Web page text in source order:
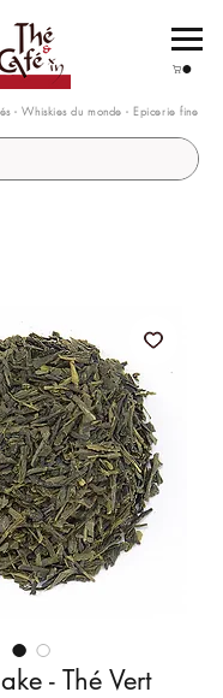
- Whiskies du monde - Epicerie fine
- Thé Vert